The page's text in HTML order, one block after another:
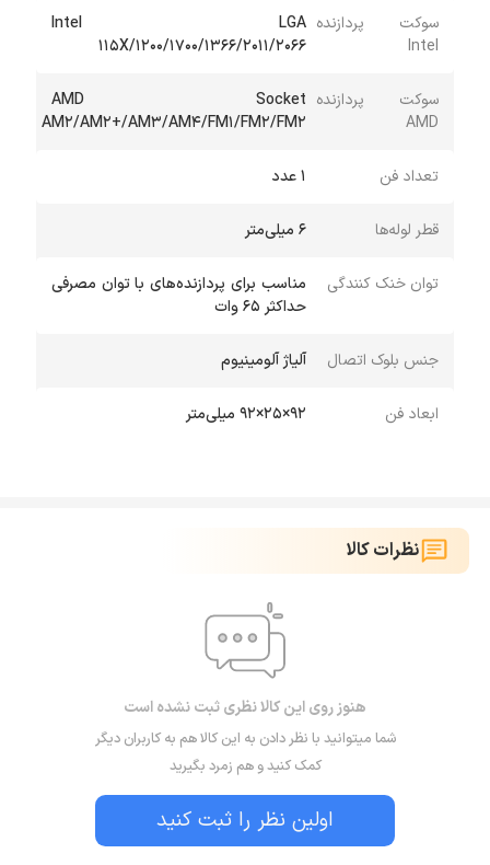
سوکت پردازنده
Intel
Intel LGA
115X/1200/1700/1366/2011/2066
سوکت پردازنده
AMD
AMD Socket
AM2/AM2+/AM3/AM4/FM1/FM2/FM2
تعداد فن 1 عدد
قطر لوله‌ها 6 میلی‌متر
توان خنک کنندگی
مناسب برای پردازنده‌های با توان مصرفی
حداکثر 65 وات
جنس بلوک اتصال آلیاژ آلومینیوم
ابعاد فن 92×25×92 میلی‌متر
نظرات کالا
هنوز روی این کالا نظری ثبت نشده است
شما میتوانید با نظر دادن به این کالا هم به کاربران دیگر
کمک کنید و هم زمرد بگیرید
اولین نظر را ثبت کنید